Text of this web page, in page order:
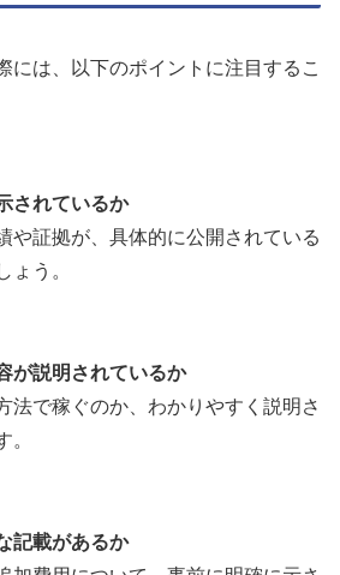
には、以下のポイントに注目するこ
されているか
や証拠が、具体的に公開されている
ょう。
が説明されているか
法で稼ぐのか、わかりやすく説明さ
。
記載があるか